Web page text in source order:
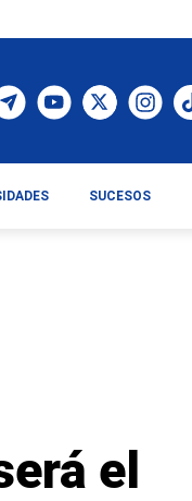
el
SUCESOS